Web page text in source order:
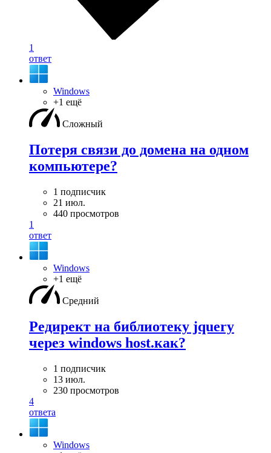
1
ответ
Windows
+1 ещё
Сложный
Потеря связи до домена на одном
компьютере?
1 подписчик
21 июл.
440 просмотров
1
ответ
Windows
+1 ещё
Средний
Редирект на библиотеку jquery
через windows host.как?
1 подписчик
13 июл.
230 просмотров
4
ответа
Windows